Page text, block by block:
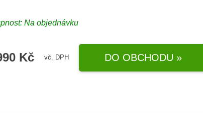
Na objednávku
Kč vč. DPH DO OBCHODU »